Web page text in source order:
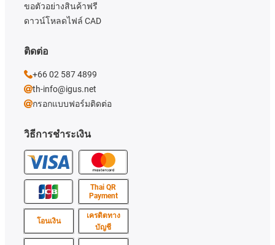
วิธีการชำระเงิน
Thai QR
Payment
โอนเงิน
เครดิตทาง
บัญชี
ขอตัวอย่างสินค้าฟรี
ดาวน์โหลดไฟล์ CAD
ติดต่อ
+66 02 587 4899
th-info@igus.net
กรอกแบบฟอร์มติดต่อ